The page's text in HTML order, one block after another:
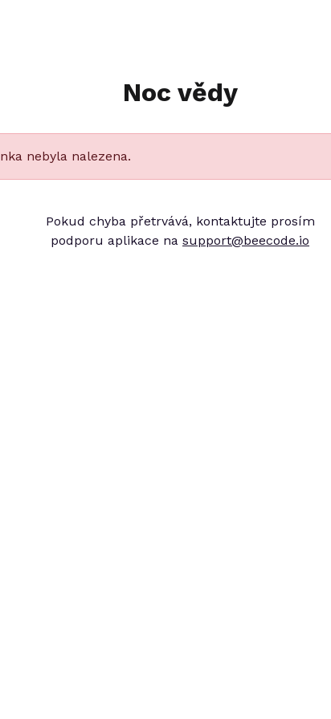
Noc vědy
nebyla nalezena.
Pokud chyba přetrvává, kontaktujte prosím
podporu aplikace na support@beecode.io